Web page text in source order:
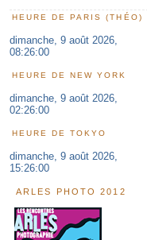
HEURE DE PARIS (THÉO)
dimanche, 9 août 2026,
08:26:01
HEURE DE NEW YORK
dimanche, 9 août 2026,
02:26:01
HEURE DE TOKYO
dimanche, 9 août 2026,
15:26:01
ARLES PHOTO 2012